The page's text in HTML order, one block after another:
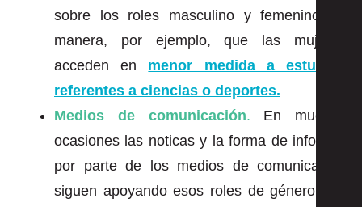
sobre los roles masculino y femenino de
manera, por ejemplo, que
las mujeres
acceden en
menor medida a estudios
referentes a ciencias o deportes.
Medios de comunicación. En muchas
ocasiones las noticas y la forma de informar
por parte de los medios de comunicación
siguen apoyando esos roles de género que